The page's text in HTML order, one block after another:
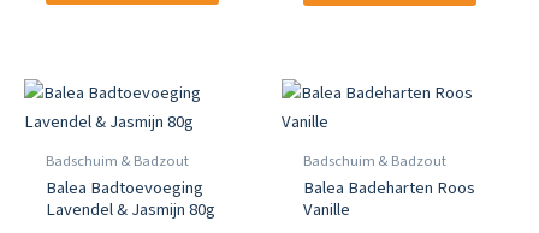
Badschuim & Badzout
Balea Badtoevoeging
Lavendel & Jasmijn 80g
Badschuim & Badzout
Balea Badeharten Roos
Vanille